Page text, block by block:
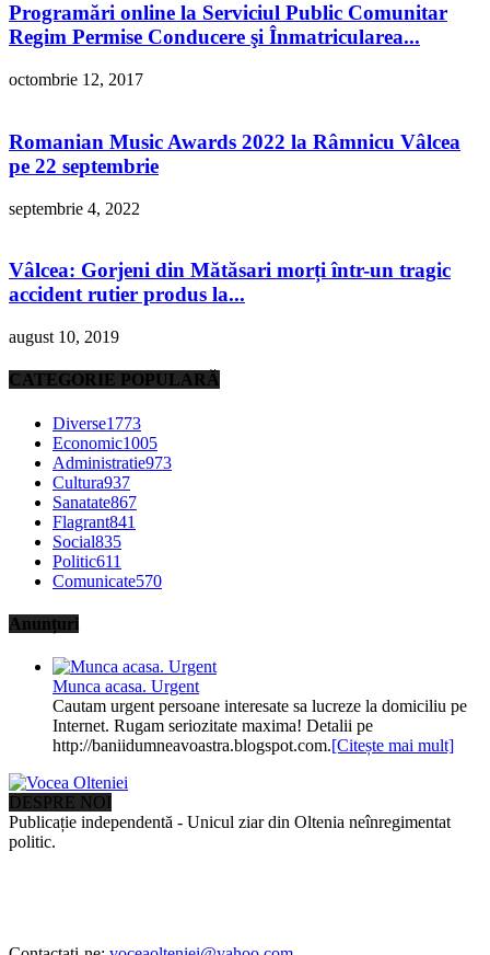
Programări online la Serviciul Public Comunitar
Regim Permise Conducere şi Înmatricularea...
octombrie 12, 2017
Romanian Music Awards 2022 la Râmnicu Vâlcea
pe 22 septembrie
septembrie 4, 2022
Vâlcea: Gorjeni din Mătăsari morți într-un tragic
accident rutier produs la...
august 10, 2019
CATEGORIE POPULARĂ
Diverse1773
Economic1005
Administratie973
Cultura937
Sanatate867
Flagrant841
Social835
Politic611
Comunicate570
Anunțuri
Munca acasa. Urgent
Cautam urgent persoane interesate sa lucreze la domiciliu pe
Internet. Rugam seriozitate maxima! Detalii pe
http://baniidumneavoastra.blogspot.com.[Citește mai mult]
DESPRE NOI
Publicație independentă - Unicul ziar din Oltenia neînregimentat
politic.